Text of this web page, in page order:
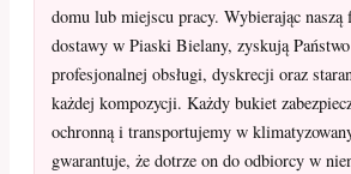
domu lub miejscu pracy. Wybierając naszą
dostawy w Piaski Bielany, zyskują
profesjonalnej obsługi, dyskrecji oraz
każdej kompozycji. Każdy bukiet
ochronną i transportujemy w
gwarantuje, że dotrze on do odbiorcy w